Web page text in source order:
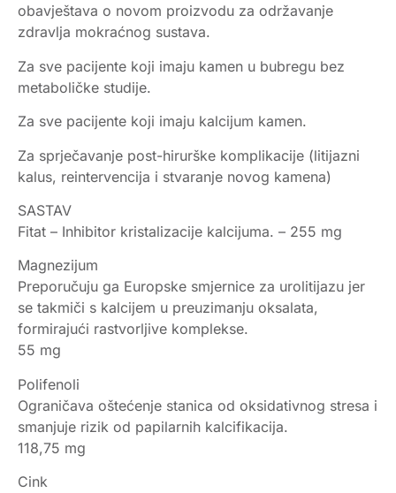
obavještava o novom proizvodu za održavanje
zdravlja mokraćnog sustava.
Za sve pacijente koji imaju kamen u bubregu bez
metaboličke studije.
Za sve pacijente koji imaju kalcijum kamen.
Za sprječavanje post-hirurške komplikacije (litijazni
kalus, reintervencija i stvaranje novog kamena)
SASTAV
Fitat – Inhibitor kristalizacije kalcijuma. – 255 mg
Magnezijum
Preporučuju ga Europske smjernice za urolitijazu jer
se takmiči s kalcijem u preuzimanju oksalata,
formirajući rastvorljive komplekse.
55 mg
Polifenoli
Ograničava oštećenje stanica od oksidativnog stresa i
smanjuje rizik od papilarnih kalcifikacija.
118,75 mg
Cink